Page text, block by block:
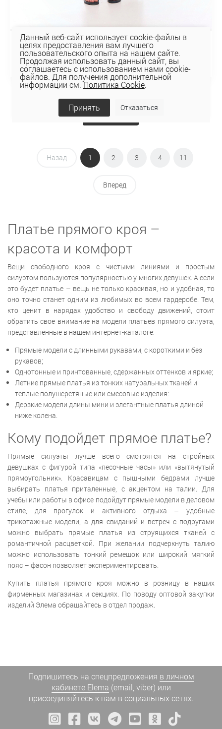
ПЛАТЬЕ 5К-2262
192,70 руб 275,28 руб
Показать ещё
Назад 1 2 3 4 11
Вперед
Платье прямого кроя –
красота и комфорт
Вещи свободного кроя с чистыми линиями и простым
силуэтом пользуются популярностью у многих девушек. А если
это будет платье – вещь не только красивая, но и удобная, то
оно точно станет одним из любимых во всем гардеробе. Тем,
кто ценит в нарядах удобство и свободу движений, стоит
обратить свое внимание на модели платьев прямого силуэта,
представленные в нашем интернет-каталоге:
Прямые модели с длинными рукавами, с короткими и без
рукавов;
Однотонные и принтованные, сдержанных оттенков и яркие;
Летние прямые платья из тонких натуральных тканей и
теплые полушерстяные или смесовые изделия:
Дерзкие модели длины мини и элегантные платья длиной
ниже колена.
Кому подойдет прямое платье?
Прямые силуэты лучше всего смотрятся на стройных
девушках с фигурой типа «песочные часы» или «вытянутый
прямоугольник». Красавицам с пышными бедрами лучше
выбирать платья приталенные, с акцентом на талии. Для
учебы или работы в офисе подойдут прямые модели в деловом
стиле, для прогулок и активного отдыха – удобные
трикотажные модели, а для свиданий и встреч с подругами
можно выбрать прямые платья из струящихся тканей с
романтичной расцветкой. При желании подчеркнуть талию
можно использовать тонкий ремешок или широкий мягкий
пояс – фасон позволяет экспериментировать.
Купить платья прямого кроя можно в розницу в наших
фирменных магазинах и секциях. По поводу оптовой закупки
изделий Элема обращайтесь в отдел продаж.
Подпишитесь на спецпредложения в личном
кабинете Elema (email, viber) или
присоединяйтесь к нам в социальных сетях.
Данный веб-сайт использует cookie-файлы в
целях предоставления вам лучшего
пользовательского опыта на нашем сайте.
Продолжая использовать данный сайт, вы
соглашаетесь с использованием нами cookie-
файлов. Для получения дополнительной
информации см.Политика Cookie.
Принять Отказаться